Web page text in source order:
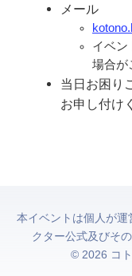
メール
イベン
場合が
当日お困り
お申し付け
本イベントは個人が運
クター公式及びそ
© 2026 コ